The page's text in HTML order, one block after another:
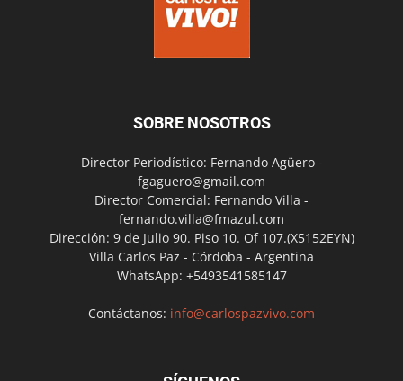
SOBRE NOSOTROS
Director Periodístico: Fernando Agüero -
fgaguero@gmail.com
Director Comercial: Fernando Villa -
fernando.villa@fmazul.com
Dirección: 9 de Julio 90. Piso 10. Of 107.(X5152EYN)
Villa Carlos Paz - Córdoba - Argentina
WhatsApp: +5493541585147
Contáctanos: info@carlospazvivo.com